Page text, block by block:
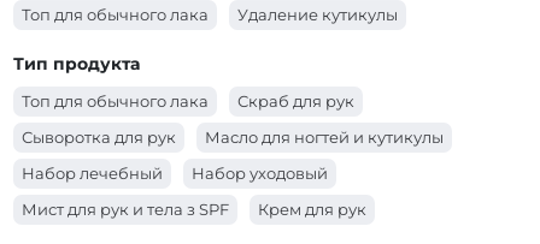
Топ для обычного лака Удаление кутикулы
Тип продукта
Топ для обычного лака
Скраб для рук
Сыворотка для рук
Масло для ногтей и кутикулы
Набор лечебный
Набор уходовый
Мист для рук и тела з SPF
Крем для рук